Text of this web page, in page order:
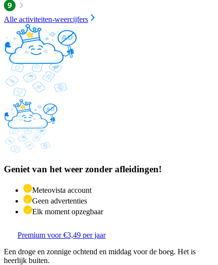
Alle activiteiten-weercijfers
Geniet van het weer zonder afleidingen!
Meteovista account
Geen advertenties
Elk moment opzegbaar
Premium voor €3,49 per jaar
Een droge en zonnige ochtend en middag voor de boeg. Het is
heerlijk buiten.